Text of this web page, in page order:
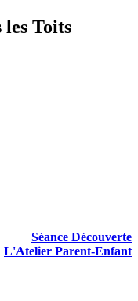
Toits
Séance Découverte
L'Atelier Parent-Enfant